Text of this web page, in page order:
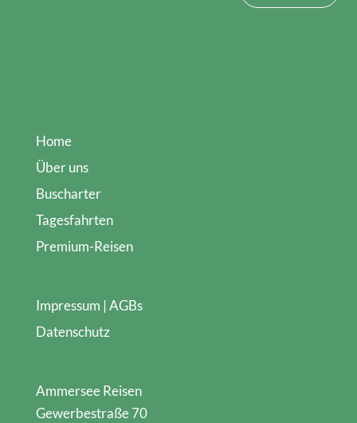
Home
Über uns
Buscharter
Tagesfahrten
Premium-Reisen
Impressum | AGBs
Datenschutz
Ammersee Reisen
Gewerbestraße 70